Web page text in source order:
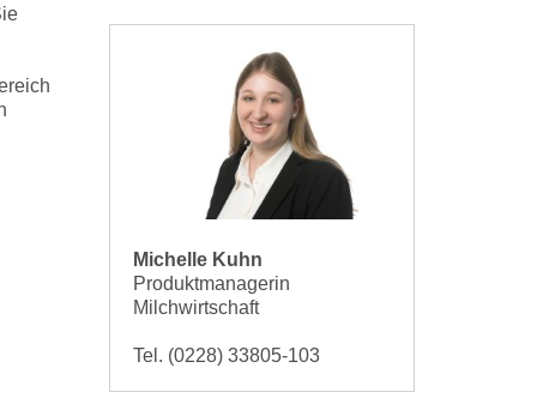
Michelle Kuhn
Produktmanagerin
Milchwirtschaft
Tel. (0228) 33805-103